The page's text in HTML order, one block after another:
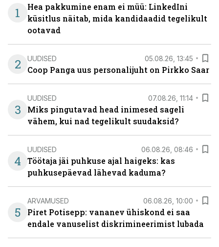
1
Hea pakkumine enam ei müü: LinkedIni
küsitlus näitab, mida kandidaadid tegelikult
ootavad
2 UUDISED 05.08.26, 13:45
Coop Panga uus personalijuht on Pirkko Saar
3
UUDISED 07.08.26, 11:14
Miks pingutavad head inimesed sageli
vähem, kui nad tegelikult suudaksid?
4
UUDISED 06.08.26, 08:46
Töötaja jäi puhkuse ajal haigeks: kas
puhkusepäevad lähevad kaduma?
5
ARVAMUSED 06.08.26, 10:00
Piret Potisepp: vananev ühiskond ei saa
endale vanuselist diskrimineerimist lubada